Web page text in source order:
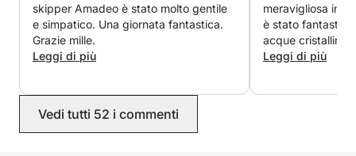
skipper Amadeo è stato molto gentile
e simpatico. Una giornata fantastica.
Grazie mille.
Leggi di più
meravigliosa in
è stato
acque cristalline
mozzafiato.
Leggi di più
Vedi tutti 52 i commenti